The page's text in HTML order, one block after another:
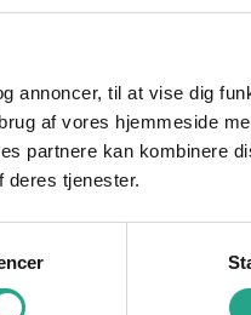
annoncer, til at vise dig
af vores hjemmeside
partnere kan kombinere
deres tjenester.